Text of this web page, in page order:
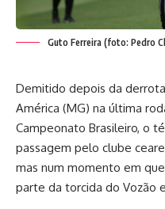
Guto Ferreira (foto: Pedro
Demitido depois da
América (MG) na última
Campeonato Brasileiro, o
passagem pelo clube
mas num momento em
parte da torcida do Vozão